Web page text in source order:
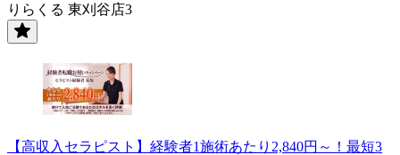
りらくる 東刈谷店3
【高収入セラピスト】経験者1施術あたり2,840円～！最短3